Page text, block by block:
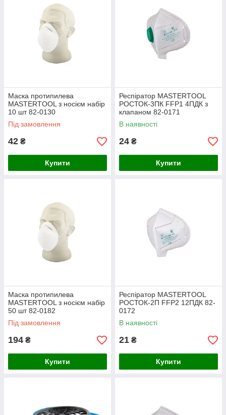
Маска протипилева
MASTERTOOL з носієм набір
10 шт 82-0130
Під замовлення
42 ₴
Купити
Респіратор MASTERTOOL
РОСТОК-3ПК FFP1 4ПДК з
клапаном 82-0171
В наявності
24 ₴
Купити
Маска протипилева
MASTERTOOL з носієм набір
50 шт 82-0182
Під замовлення
194 ₴
Купити
Респіратор MASTERTOOL
РОСТОК-2П FFP2 12ПДК 82-
0172
В наявності
21 ₴
Купити